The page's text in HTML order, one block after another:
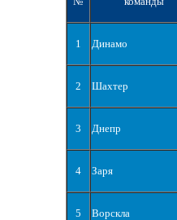
1 Динамо
2 Шахтер
3 Днепр
4 Заря
5 Ворскла